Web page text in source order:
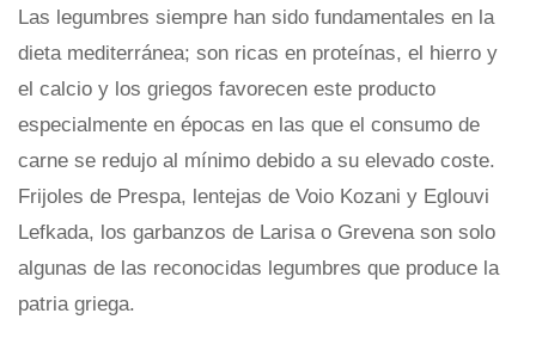
Las legumbres siempre han sido fundamentales en la
dieta mediterránea; son ricas en proteínas, el hierro y
el calcio y los griegos favorecen este producto
especialmente en épocas en las que el consumo de
carne se redujo al mínimo debido a su elevado coste.
Frijoles de Prespa, lentejas de Voio Kozani y Eglouvi
Lefkada, los garbanzos de Larisa o Grevena son solo
algunas de las reconocidas legumbres que produce la
patria griega.